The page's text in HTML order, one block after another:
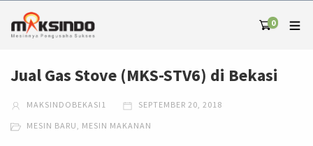
0
Jual Gas Stove (MKS-STV6) di Bekasi
MAKSINDOBEKASI1 SEPTEMBER 20, 2018
MESIN BARU, MESIN MAKANAN